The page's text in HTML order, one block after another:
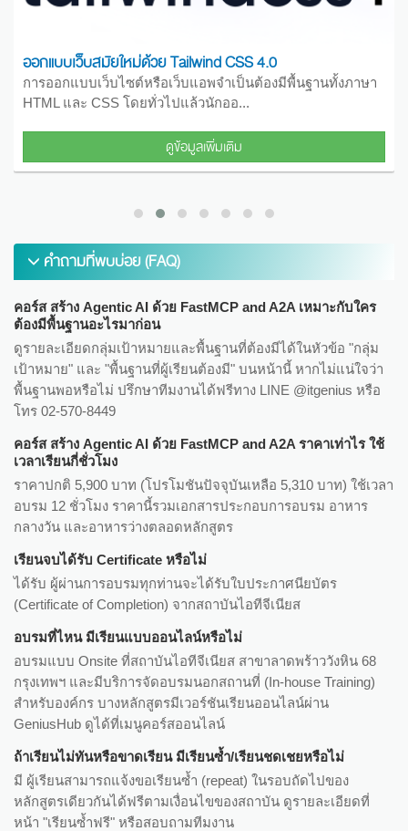
Laravel 11 ร่วมกับ Vue.JS 3 Tailwind CSS 4 และ Livewire
ในการพัฒนาเว็บแอปพลิเคชันสมัยใหม่นั้น ความต้องการของผู้
ใช้ (User) มีความหลากหลายมากขึ้น...
ดูข้อมูลเพิ่มเติม
คำถามที่พบบ่อย (FAQ)
คอร์ส สร้าง Agentic AI ด้วย FastMCP and A2A เหมาะกับใคร
ต้องมีพื้นฐานอะไรมาก่อน
ดูรายละเอียดกลุ่มเป้าหมายและพื้นฐานที่ต้องมีได้ในหัวข้อ "กลุ่ม
เป้าหมาย" และ "พื้นฐานที่ผู้เรียนต้องมี" บนหน้านี้ หากไม่แน่ใจว่า
พื้นฐานพอหรือไม่ ปรึกษาทีมงานได้ฟรีทาง LINE @itgenius หรือ
โทร 02-570-8449
คอร์ส สร้าง Agentic AI ด้วย FastMCP and A2A ราคาเท่าไร ใช้
เวลาเรียนกี่ชั่วโมง
ราคาปกติ 5,900 บาท (โปรโมชันปัจจุบันเหลือ 5,310 บาท) ใช้เวลา
อบรม 12 ชั่วโมง ราคานี้รวมเอกสารประกอบการอบรม อาหาร
กลางวัน และอาหารว่างตลอดหลักสูตร
เรียนจบได้รับ Certificate หรือไม่
ได้รับ ผู้ผ่านการอบรมทุกท่านจะได้รับใบประกาศนียบัตร
(Certificate of Completion) จากสถาบันไอทีจีเนียส
อบรมที่ไหน มีเรียนแบบออนไลน์หรือไม่
อบรมแบบ Onsite ที่สถาบันไอทีจีเนียส สาขาลาดพร้าววังหิน 68
กรุงเทพฯ และมีบริการจัดอบรมนอกสถานที่ (In-house Training)
สำหรับองค์กร บางหลักสูตรมีเวอร์ชันเรียนออนไลน์ผ่าน
GeniusHub ดูได้ที่เมนูคอร์สออนไลน์
ถ้าเรียนไม่ทันหรือขาดเรียน มีเรียนซ้ำ/เรียนชดเชยหรือไม่
มี ผู้เรียนสามารถแจ้งขอเรียนซ้ำ (repeat) ในรอบถัดไปของ
หลักสูตรเดียวกันได้ฟรีตามเงื่อนไขของสถาบัน ดูรายละเอียดที่
หน้า "เรียนซ้ำฟรี" หรือสอบถามทีมงาน